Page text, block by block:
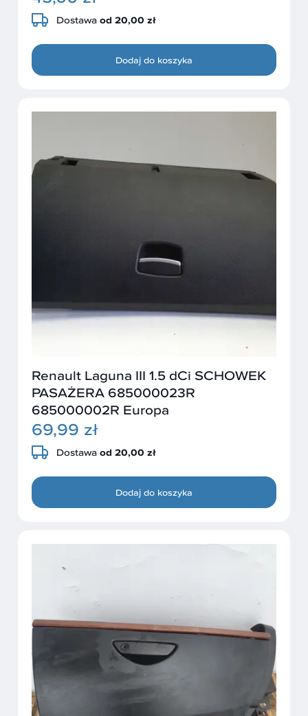
Dostawa od 20,00 zł
Dodaj do koszyka
Renault Laguna III 1.5 dCi SCHOWEK
PASAŻERA 685000023R
685000002R Europa
69,99 zł
Dostawa od 20,00 zł
Dodaj do koszyka